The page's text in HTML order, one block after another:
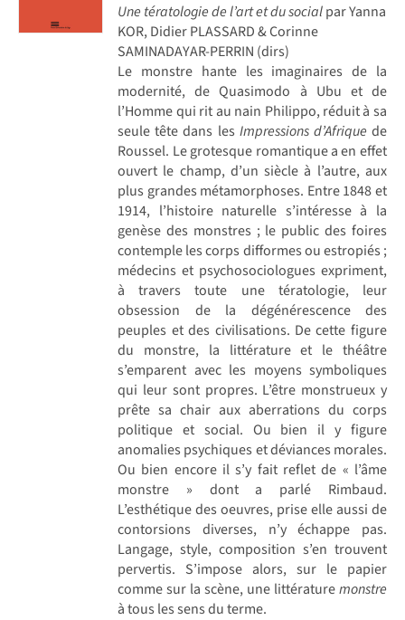
Une tératologie de l’art et du socialpar Yanna
KOR, Didier PLASSARD & Corinne
SAMINADAYAR-PERRIN (dirs)
Le monstre hante les imaginaires de la
modernité, de Quasimodo à Ubu et de
l’Homme qui rit au nain Philippo, réduit à sa
seule tête dans les Impressions d’Afrique de
Roussel. Le grotesque romantique a en effet
ouvert le champ, d’un siècle à l’autre, aux
plus grandes métamorphoses. Entre 1848 et
1914, l’histoire naturelle s’intéresse à la
genèse des monstres ; le public des foires
contemple les corps difformes ou estropiés ;
médecins et psychosociologues expriment,
à travers toute une tératologie, leur
obsession de la dégénérescence des
peuples et des civilisations. De cette figure
du monstre, la littérature et le théâtre
s’emparent avec les moyens symboliques
qui leur sont propres. L’être monstrueux y
prête sa chair aux aberrations du corps
politique et social. Ou bien il y figure
anomalies psychiques et déviances morales.
Ou bien encore il s’y fait reflet de « l’âme
monstre » dont a parlé Rimbaud.
L’esthétique des oeuvres, prise elle aussi de
contorsions diverses, n’y échappe pas.
Langage, style, composition s’en trouvent
pervertis. S’impose alors, sur le papier
comme sur la scène, une littératuremonstre
à tous les sens du terme.